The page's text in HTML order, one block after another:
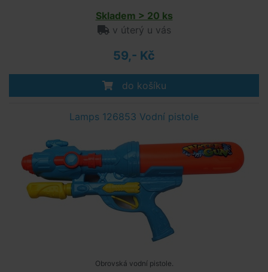
Skladem > 20 ks
v úterý u vás
59,- Kč
do košíku
Lamps 126853 Vodní pistole
Obrovská vodní pistole.